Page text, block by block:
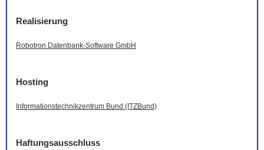
Realisierung
Robotron Datenbank-Software GmbH
Hosting
Informationstechnikzentrum Bund (ITZBund)
Haftungsausschluss